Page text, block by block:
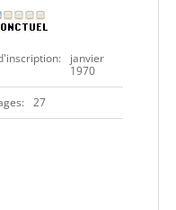
janvier
1970
27